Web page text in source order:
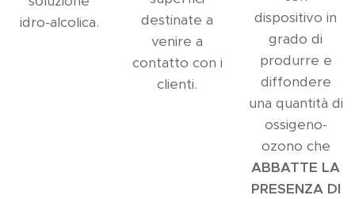
idro-alcolica.
destinate a
venire a
contatto con i
clienti.
dispositivo in
grado di
produrre e
diffondere
una quantità di
ossigeno-
ozono che
ABBATTE LA
PRESENZA DI